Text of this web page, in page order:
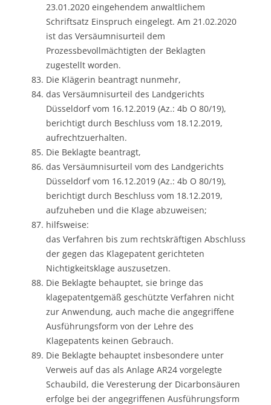
23.01.2020 eingehendem anwaltlichem
Schriftsatz Einspruch eingelegt. Am 21.02.2020
ist das Versäumnisurteil dem
Prozessbevollmächtigten der Beklagten
zugestellt worden.
Die Klägerin beantragt nunmehr,
das Versäumnisurteil des Landgerichts
Düsseldorf vom 16.12.2019 (Az.: 4b O 80/19),
berichtigt durch Beschluss vom 18.12.2019,
aufrechtzuerhalten.
Die Beklagte beantragt,
das Versäumnisurteil vom des Landgerichts
Düsseldorf vom 16.12.2019 (Az.: 4b O 80/19),
berichtigt durch Beschluss vom 18.12.2019,
aufzuheben und die Klage abzuweisen;
hilfsweise:
das Verfahren bis zum rechtskräftigen Abschluss
der gegen das Klagepatent gerichteten
Nichtigkeitsklage auszusetzen.
Die Beklagte behauptet, sie bringe das
klagepatentgemäß geschützte Verfahren nicht
zur Anwendung, auch mache die angegriffene
Ausführungsform von der Lehre des
Klagepatents keinen Gebrauch.
Die Beklagte behauptet insbesondere unter
Verweis auf das als Anlage AR24 vorgelegte
Schaubild, die Veresterung der Dicarbonsäuren
erfolge bei der angegriffenen Ausführungsform